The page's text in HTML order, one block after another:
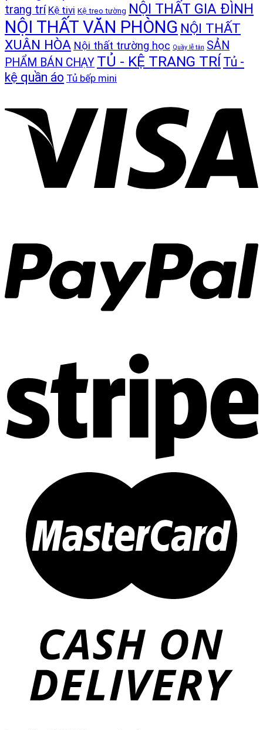
trang trí Kệ tivi Kệ treo tường NỘI THẤT GIA ĐÌNH
NỘI THẤT VĂN PHÒNG NỘI THẤT
XUÂN HÒA Nội thất trường học Quầy lễ tân SẢN
PHẨM BÁN CHẠY TỦ - KỆ TRANG TRÍ Tủ -
kệ quần áo Tủ bếp mini